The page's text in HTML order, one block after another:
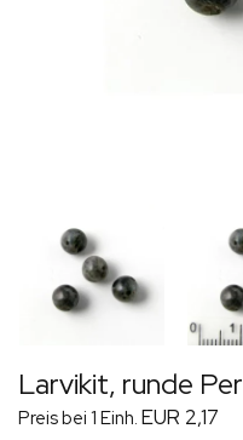
Larvikit, runde
Preis bei 1 Einh. EUR 2,17